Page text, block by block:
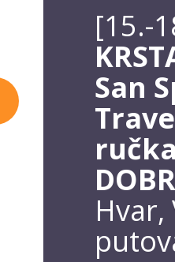
[15.-
San
ručka
Hvar,